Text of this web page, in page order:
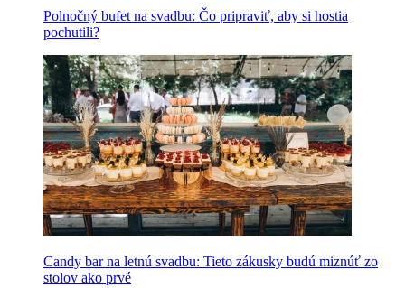
Polnočný bufet na svadbu: Čo pripraviť, aby si hostia
pochutili?
Candy bar na letnú svadbu: Tieto zákusky budú miznúť zo
stolov ako prvé